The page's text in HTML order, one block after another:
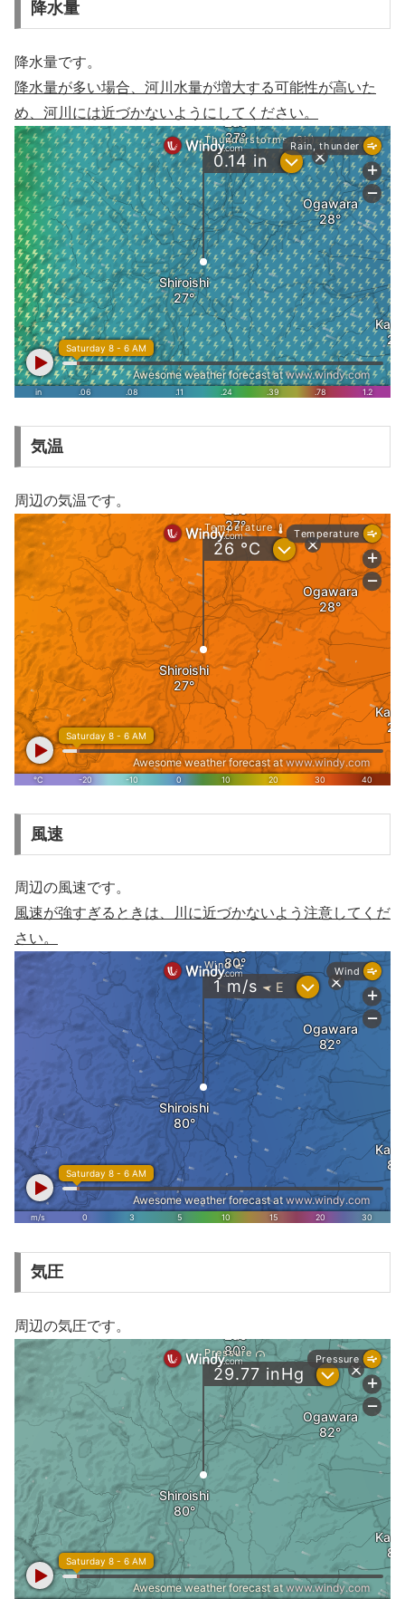
降水量
降水量です。
降水量が多い場合、河川水量が増大する可能性が高いた
め、河川には近づかないようにしてください。
気温
周辺の気温です。
風速
周辺の風速です。
風速が強すぎるときは、川に近づかないよう注意してくだ
さい。
気圧
周辺の気圧です。